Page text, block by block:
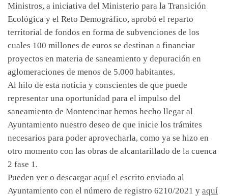
Ministros, a iniciativa del Ministerio para la Transición
Ecológica y el Reto Demográfico, aprobó el reparto
territorial de fondos en forma de subvenciones de los
cuales 100 millones de euros se destinan a financiar
proyectos en materia de saneamiento y depuración en
aglomeraciones de menos de 5.000 habitantes.
Al hilo de esta noticia y conscientes de que puede
representar una oportunidad para el impulso del
saneamiento de Montencinar hemos hecho llegar al
Ayuntamiento nuestro deseo de que inicie los trámites
necesarios para poder aprovecharla, como ya se hizo en
otro momento con las obras de alcantarillado de la cuenca
2 fase 1.
Pueden ver o descargar aquí el escrito enviado al
Ayuntamiento con el número de registro 6210/2021 y aquí